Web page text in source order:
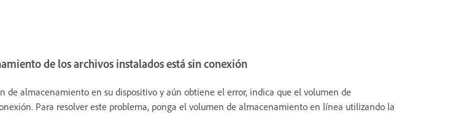
de los archivos instalados está sin conexión
de almacenamiento en su dispositivo y aún obtiene el error, indica que el volumen de
Para resolver este problema, ponga el volumen de almacenamiento en línea utilizando la